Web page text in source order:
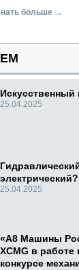
больше →
Искусственный
25.04.2025
25.04.2025
«А8 Машины
XCMG в
конкурсе